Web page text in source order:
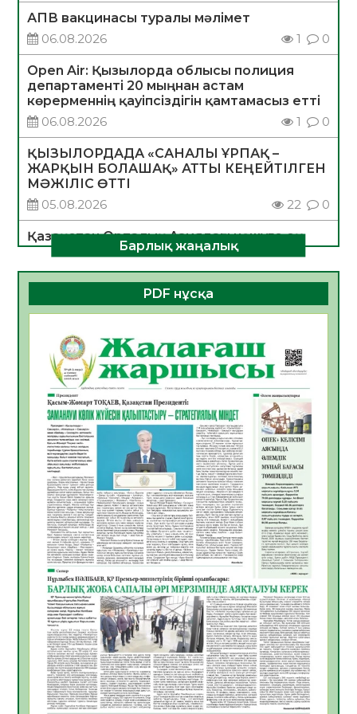
АПВ вакцинасы туралы мәлімет
06.08.2026
1 0
Open Air: Қызылорда облысы полиция
департаменті 20 мыңнан астам
көрерменнің қауіпсіздігін қамтамасыз етті
06.08.2026
1 0
ҚЫЗЫЛОРДАДА «САНАЛЫ ҰРПАҚ –
ЖАРҚЫН БОЛАШАҚ» АТТЫ КЕҢЕЙТІЛГЕН
МӘЖІЛІС ӨТТІ
05.08.2026
22 0
Қазақстан Орталық Азиядағы көшуге ең
қолайлы ел атанды
05.08.2026
26 0
Өрт қауіпсіздігі талаптарын сақтау – әр
азаматтың міндеті
05.08.2026
Руслан Рүстемұлы облыс әкімінің
кеңесшісі болып тағайындалды
05.08.2026
22
Цифрландыру саласын дамыту аясында
салынатын жаңа орталықтың жобасы
талқыланды
05.08.2026
21
Алғашқы цифрлық жасанды интеллект
құралдарының таныстырылымы өтті
05.08.2026
22
Қазақстандықтардың 72,3%-ы жаңа
Құрылтай үшін дауыс беруге дайын
05.08.2026
24
ӘРБІР ДАУЫС – ҚОҒАМ ДАМУЫНА
ҚОСЫЛҒАН ҮЛЕС
05.08.2026
30
Барлық жаңалық
PDF нұсқа